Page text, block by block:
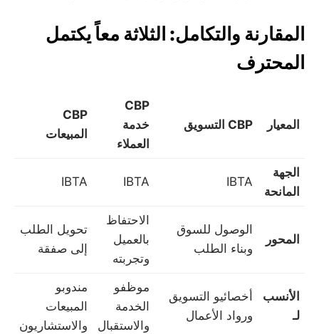
المقارنة والتكامل: الثلاثة معاً يكتمل
المحترف
المعيار CBP التسويق
CBP
خدمة
العملاء
CBP
المبيعات
الجهة
المانحة
IBTA
IBTA
IBTA
المحور
الوصول للسوق
وبناء الطلب
الاحتفاظ
بالعميل
وتجربته
تحويل الطلب
إلى صفقة
الأنسب
لـ
أخصائيو التسويق
ورواد الأعمال
موظفو
الخدمة
والاستقبال
مندوبو
المبيعات
والاستشاريون